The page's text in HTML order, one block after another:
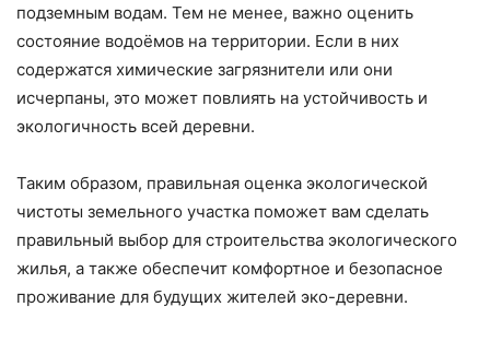
подземным водам. Тем не менее, важно оценить
состояние водоёмов на территории. Если в них
содержатся химические загрязнители или они
исчерпаны, это может повлиять на устойчивость и
экологичность всей деревни.
Таким образом, правильная оценка экологической
чистоты земельного участка поможет вам сделать
правильный выбор для строительства экологического
жилья, а также обеспечит комфортное и безопасное
проживание для будущих жителей эко-деревни.